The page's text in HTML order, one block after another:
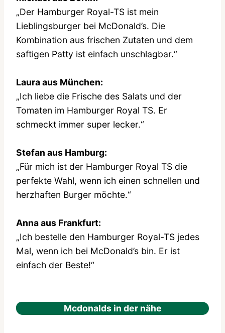
„Der Hamburger Royal-TS ist mein
Lieblingsburger bei McDonald’s. Die
Kombination aus frischen Zutaten und dem
saftigen Patty ist einfach unschlagbar.“
Laura aus München:
„Ich liebe die Frische des Salats und der
Tomaten im Hamburger Royal TS. Er
schmeckt immer super lecker.“
Stefan aus Hamburg:
„Für mich ist der Hamburger Royal TS die
perfekte Wahl, wenn ich einen schnellen und
herzhaften Burger möchte.“
Anna aus Frankfurt:
„Ich bestelle den Hamburger Royal-TS jedes
Mal, wenn ich bei McDonald’s bin. Er ist
einfach der Beste!“
Mcdonalds in der nähe